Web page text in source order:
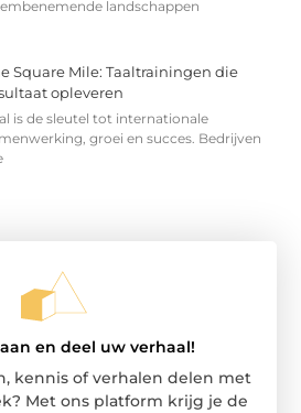
landschappen
Square Mile: Taaltrainingen die
opleveren
is de sleutel tot internationale
groei en succes. Bedrijven
en deel uw verhaal!
kennis of verhalen delen met
Met ons platform krijg je de